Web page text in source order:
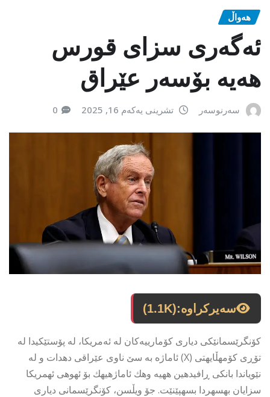
هەواڵ
ئەگەری سزای قورس
هەیە بۆسەر عێراق
سەرنوسەر تشرینی یەکەم 16, 2025 0
سەیرکراوە:(1.1K)
كۆنگرێسمانێكی دیاری كۆمارییەكان لە ئەمریكا، له پۆستێكیدا له
تۆڕی كۆمهڵایهتی (X) ئاماژه به سێ ناوى عێراقی دهدات و له
نێویاندا بانكى ڕافیدهین ههیه وهك ئاماژهیهك بۆ ئهوهى ئهمریكا
سزایان بهسهردا بسهپێنێت. جۆ ویڵسن، كۆنگرێسمانی دیاری